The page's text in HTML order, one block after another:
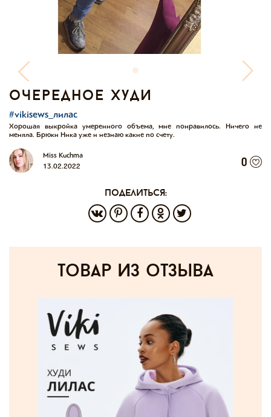
очередное худи
#vikisews_лилас
Хорошая выкройка умеренного объема, мне понравилось. Ничего не
меняла. Брюки Ника уже и незнаю какие по счету.
Miss Kuchma
13.02.2022
0
поделиться:
товар из отзыва